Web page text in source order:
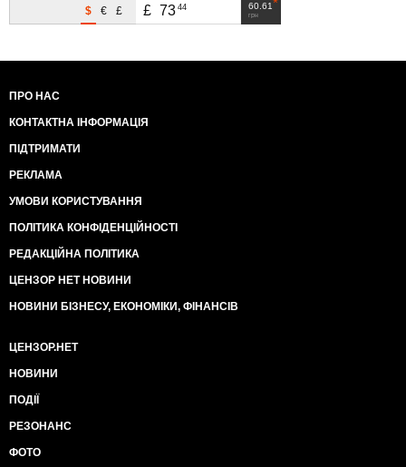
£
€
$ 60.61
грн
£ 73 44
ПРО НАС
КОНТАКТНА ІНФОРМАЦІЯ
ПІДТРИМАТИ
РЕКЛАМА
УМОВИ КОРИСТУВАННЯ
ПОЛІТИКА КОНФІДЕНЦІЙНОСТІ
РЕДАКЦІЙНА ПОЛІТИКА
ЦЕНЗОР НЕТ НОВИНИ
НОВИНИ БІЗНЕСУ, ЕКОНОМІКИ, ФІНАНСІВ
ЦЕНЗОР.НЕТ
НОВИНИ
ПОДІЇ
РЕЗОНАНС
ФОТО